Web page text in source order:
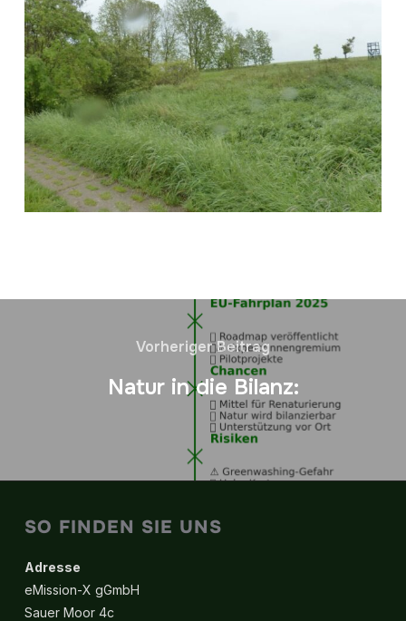
Vorheriger Beitrag
Natur in die Bilanz:
SO FINDEN SIE UNS
Adresse
eMission-X gGmbH
Sauer Moor 4c